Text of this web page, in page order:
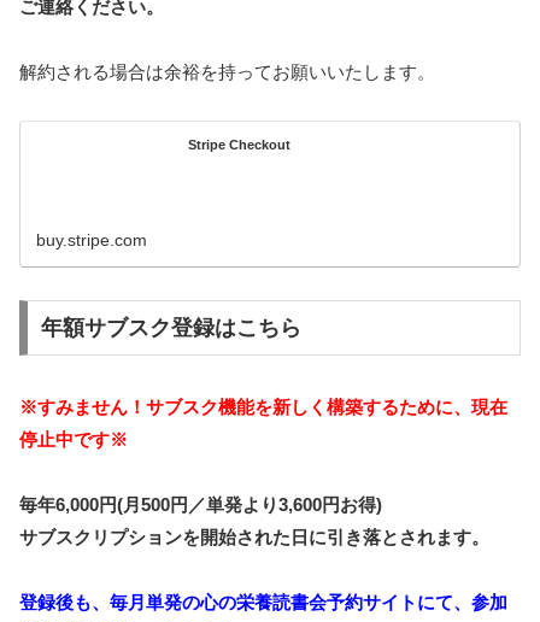
ご連絡ください。
解約される場合は余裕を持ってお願いいたします。
Stripe Checkout
buy.stripe.com
年額サブスク登録はこちら
※すみません！サブスク機能を新しく構築するために、現在
停止中です※
毎年6,000円(月500円／単発より3,600円お得)
サブスクリプションを開始された日に引き落とされます。
登録後も、毎月単発の心の栄養読書会予約サイトにて、参加